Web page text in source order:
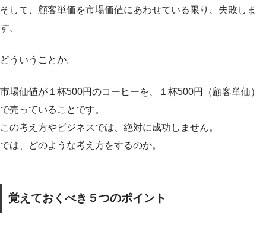
そして、顧客単価を市場価値にあわせている限り、失敗しま
す。
どういうことか。
市場価値が１杯500円のコーヒーを、１杯500円（顧客単価）
で売っていることです。
この考え方やビジネスでは、絶対に成功しません。
では、どのような考え方をするのか。
覚えておくべき５つのポイント